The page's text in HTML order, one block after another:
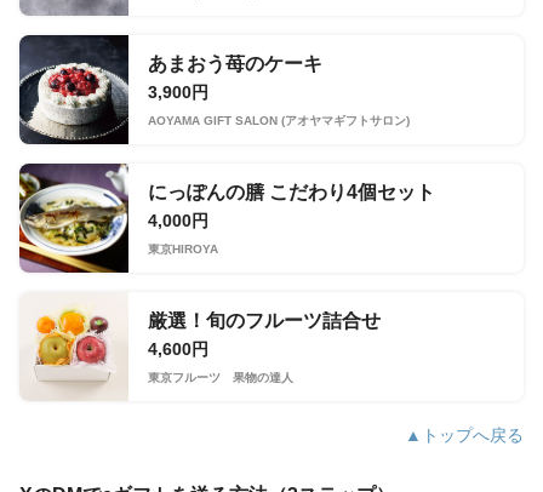
あまおう苺のケーキ
3,900円
AOYAMA GIFT SALON (アオヤマギフトサロン)
にっぽんの膳 こだわり4個セット
4,000円
東京HIROYA
厳選！旬のフルーツ詰合せ
4,600円
東京フルーツ 果物の達人
▲トップへ戻る